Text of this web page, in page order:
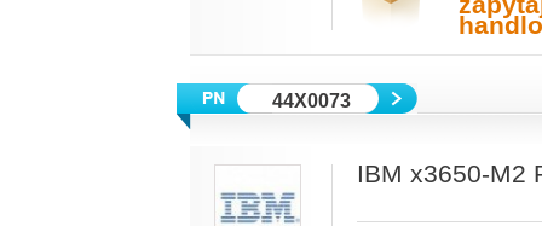
44X0073
IBM x3650-M2